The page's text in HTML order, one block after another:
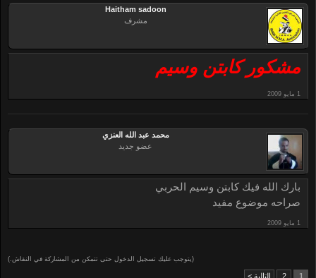
Haitham sadoon
مشرف
مشكور كابتن وسيم
محمد عبد الله العنزي
عضو جديد
بارك الله فيك كابتن وسيم الحربي
صراحه موضوع مفيد
(يتوجب عليك تسجيل الدخول حتى تتمكن من المشاركة في النقاش.)
1
2 التالية >